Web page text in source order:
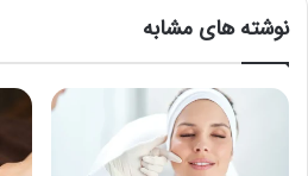
نوشته های مشابه